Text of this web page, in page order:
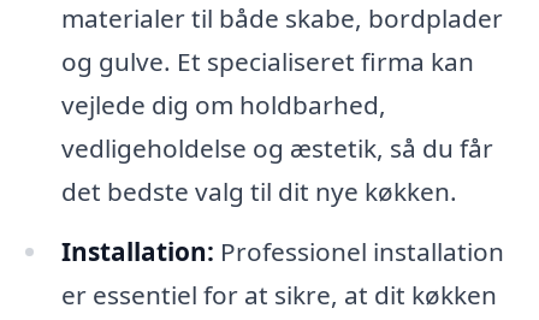
materialer til både skabe, bordplader
og gulve. Et specialiseret firma kan
vejlede dig om holdbarhed,
vedligeholdelse og æstetik, så du får
det bedste valg til dit nye køkken.
Installation: Professionel installation
er essentiel for at sikre, at dit køkken